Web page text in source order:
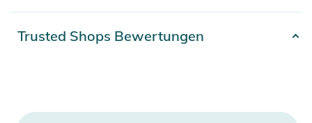
Gehirns bei einem Aufprall zu reduzieren. Das verstellbare
Sitz, denn ein Helm ist nur so gut, wie er beim Tragen passt,
4 aktiven Belüftungsöffnungen und 7 passiven
Trusted Shops Bewertungen